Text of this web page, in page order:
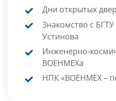
Дни открытых
Знакомство с
Устинова
Инженерно-
ВОЕНМЕХа
НПК «ВОЕНМЕХ –